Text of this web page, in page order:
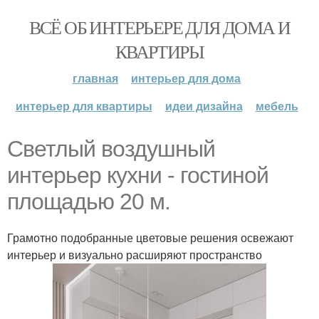
ВСЁ ОБ ИНТЕРЬЕРЕ ДЛЯ ДОМА И
КВАРТИРЫ
главная
интерьер для дома
интерьер для квартиры
идеи дизайна мебель
Светлый воздушный
интерьер кухни - гостиной
площадью 20 м.
Грамотно подобранные цветовые решения освежают
интерьер и визуально расширяют пространство